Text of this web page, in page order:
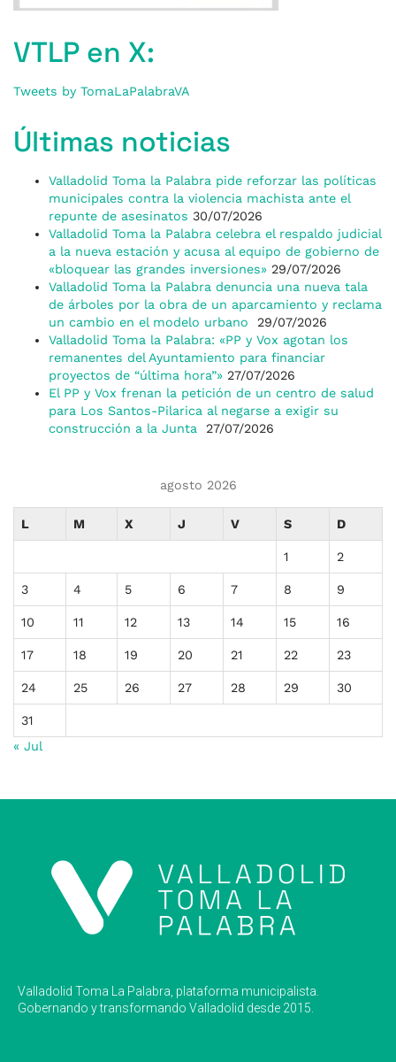
VTLP en X:
Tweets by TomaLaPalabraVA
Últimas noticias
Valladolid Toma la Palabra pide reforzar las políticas
municipales contra la violencia machista ante el
repunte de asesinatos 30/07/2026
Valladolid Toma la Palabra celebra el respaldo judicial
a la nueva estación y acusa al equipo de gobierno de
«bloquear las grandes inversiones» 29/07/2026
Valladolid Toma la Palabra denuncia una nueva tala
de árboles por la obra de un aparcamiento y reclama
un cambio en el modelo urbano
29/07/2026
Valladolid Toma la Palabra: «PP y Vox agotan los
remanentes del Ayuntamiento para financiar
proyectos de “última hora”» 27/07/2026
El PP y Vox frenan la petición de un centro de salud
para Los Santos-Pilarica al negarse a exigir su
construcción a la Junta
27/07/2026
agosto 2026
L M X J V S D
1 2
3 4 5 6 7 8 9
10 11 12 13 14 15 16
17 18 19 20 21 22 23
24 25 26 27 28 29 30
31
« Jul
Valladolid Toma La Palabra, plataforma municipalista.
Gobernando y transformando Valladolid desde 2015.